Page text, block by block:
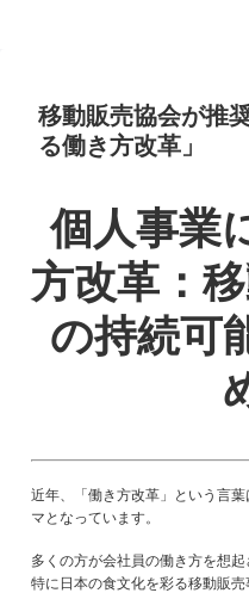
移動販売協会が推
る働き方改革」
個人事業
方改革：
の持続可
近年、「働き方改革」という言
マとなっています。
多くの方が会社員の働き方を想
特に日本の食文化を彩る移動販